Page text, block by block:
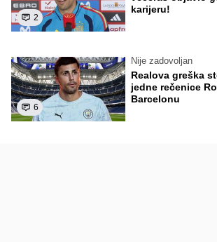
2
karijeru!
6
Nije zadovoljan
Realova greška
jedne rečenice
Barcelonu